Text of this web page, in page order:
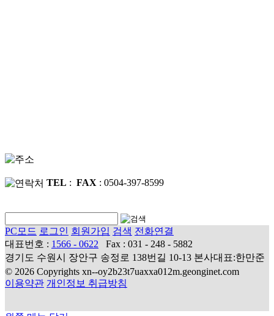
TEL : FAX : 0504-397-8599
PC모드 로그인 회원가입 검색 전화연결
대표번호 : 1566 - 0622
Fax : 031 - 248 - 5882
경기도 수원시 장안구 송정로 138번길 10-13 본사대표:한만준
© 2026 Copyrights xn--oy2b23t7uaxxa012m.geonginet.com
이용약관 개인정보 취급방침